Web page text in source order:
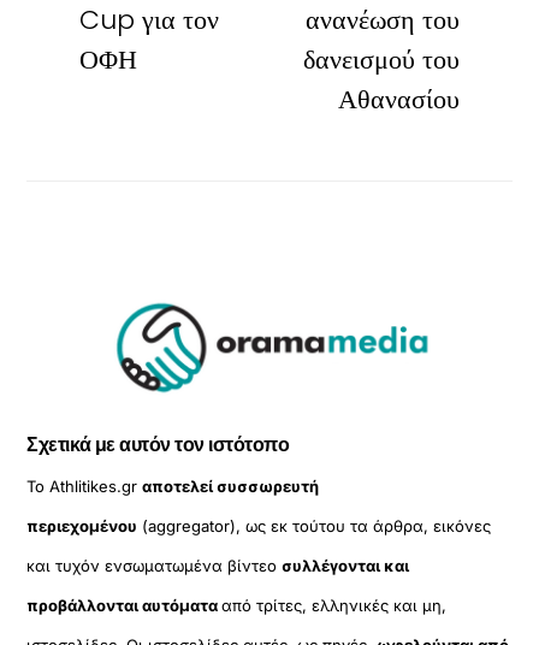
Cup για τον
ΟΦΗ
ανανέωση του
δανεισμού του
Αθανασίου
Σχετικά με αυτόν τον ιστότοπο
Το Athlitikes.grαποτελεί συσσωρευτή
περιεχομένου (aggregator), ως εκ τούτου τα άρθρα, εικόνες
και τυχόν ενσωματωμένα βίντεοσυλλέγονται και
προβάλλονται αυτόματααπό τρίτες, ελληνικές και μη,